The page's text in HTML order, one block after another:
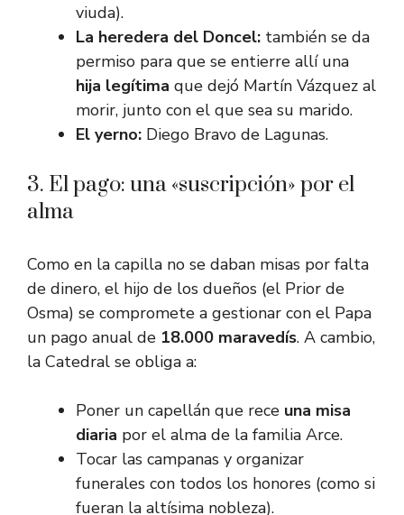
viuda).
La heredera del Doncel: también se da
permiso para que se entierre allí una
hija legítima que dejó Martín Vázquez al
morir, junto con el que sea su marido.
El yerno: Diego Bravo de Lagunas.
3. El pago: una «suscripción» por el
alma
Como en la capilla no se daban misas por falta
de dinero, el hijo de los dueños (el Prior de
Osma) se compromete a gestionar con el Papa
un pago anual de 18.000 maravedís. A cambio,
la Catedral se obliga a:
Poner un capellán que rece una misa
diaria por el alma de la familia Arce.
Tocar las campanas y organizar
funerales con todos los honores (como si
fueran la altísima nobleza).